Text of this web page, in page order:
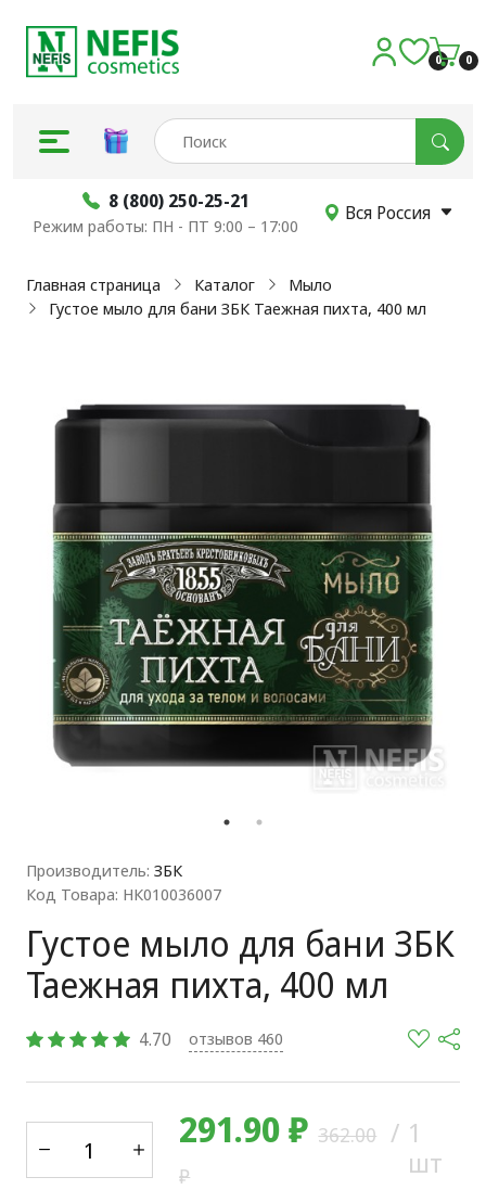
0 0
прачечных)
8 (800) 250-25-21
Режим работы: ПН - ПТ 9:00 – 17:00
Вся Россия
Главная страница Каталог
Мыло
Густое мыло для бани ЗБК Таежная пихта, 400 мл
Производитель: ЗБК
Код Товара: НК010036007
Густое мыло для бани ЗБК
Таежная пихта, 400 мл
4.70 отзывов 460
291.90 ₽362.00
₽
/ 1
шт